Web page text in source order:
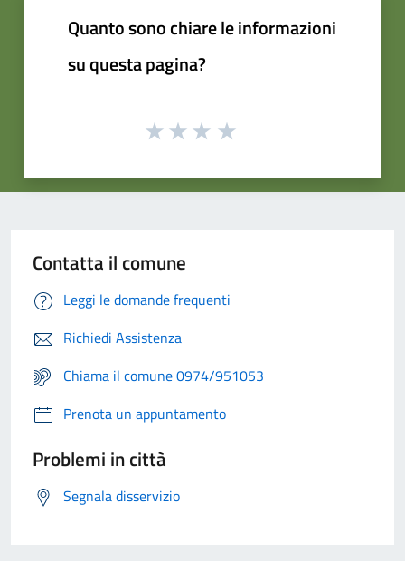
Quanto sono chiare le informazioni
su questa pagina?
Contatta il comune
Leggi le domande frequenti
Richiedi Assistenza
Chiama il comune 0974/951053
Prenota un appuntamento
Problemi in città
Segnala disservizio